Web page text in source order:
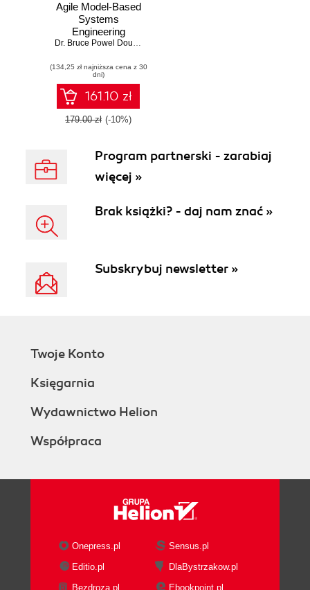
Agile Model-Based
Systems
Engineering
Cookbook.
development by
applying proven
recipes for
effective agile
systems
Dr. Bruce Powel Douglass
(134,25 zł najniższa cena z 30
dni)
161.10 zł
179.00 zł (-10%)
Program partnerski - zarabiaj
więcej »
Brak książki? - daj nam znać »
Subskrybuj newsletter »
Twoje Konto
Księgarnia
Wydawnictwo Helion
Współpraca
Onepress.pl
Sensus.pl
Editio.pl
DlaBystrzakow.pl
Bezdroza.pl
Ebookpoint.pl